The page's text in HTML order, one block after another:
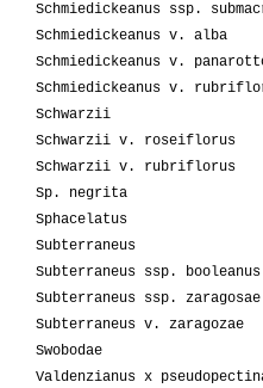
Schmiedickeanus ssp.
Schmiedickeanus v. alba
Schmiedickeanus v.
Schmiedickeanus v.
Schwarzii
Schwarzii v. roseiflorus
Schwarzii v. rubriflorus
Sp. negrita
Sphacelatus
Subterraneus
Subterraneus ssp. booleanus
Subterraneus ssp. zaragosae
Subterraneus v. zaragozae
Swobodae
Valdenzianus x